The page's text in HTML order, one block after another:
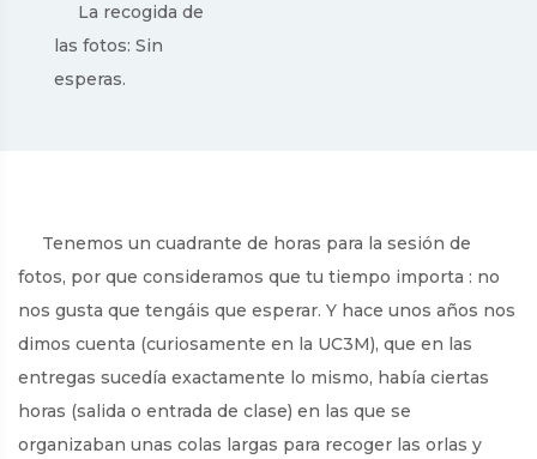
La recogida de
las fotos: Sin
esperas.
Tenemos un cuadrante de horas para la sesión de
fotos, por que consideramos que tu tiempo importa : no
nos gusta que tengáis que esperar. Y hace unos años nos
dimos cuenta (curiosamente en la UC3M), que en las
entregas sucedía exactamente lo mismo, había ciertas
horas (salida o entrada de clase) en las que se
organizaban unas colas largas para recoger las orlas y